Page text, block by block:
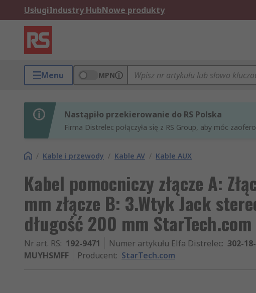
UsługiIndustry HubNowe produkty
Menu MPN
Nastąpiło przekierowanie do RS Polska
Firma Distrelec połączyła się z RS Group, aby móc
/ Kable i przewody / Kable AV / Kable AUX
Kabel pomocniczy złącze A:
mm złącze B: 3.Wtyk Jack
długość 200 mm StarTech.com
Nr art. RS: 192-9471 Numer artykułu Elfa Distrelec: 302-
MUYHSMFF
Producent: StarTech.com